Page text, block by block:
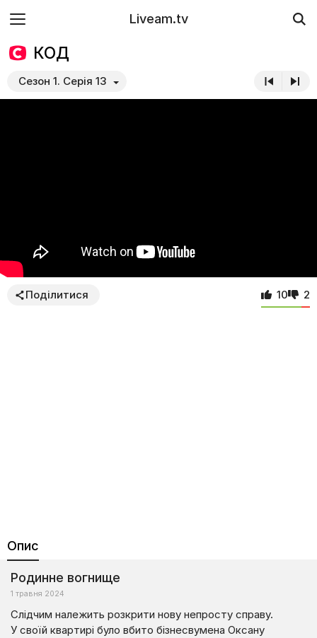
Liveam.tv
КОД
Сезон 1. Серія 13
Поділитися 10 2
Опис
Родинне вогнище
1 травня 2024
Слідчим належить розкрити нову непросту справу.
У своїй квартирі було вбито бізнесвумена Оксану